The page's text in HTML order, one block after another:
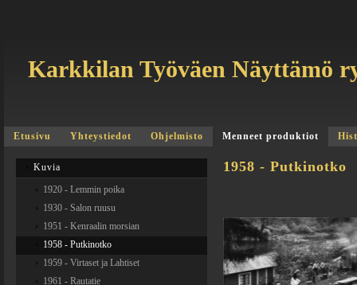
Karkkilan Työväen Näyttämö
Etusivu Yhteystiedot Ohjelmisto Menneet produktiot
1958 - Putkinotko
Kuvia
1920 - Lemmin poika
1930 - Salon ruusu
1951 - Kenraalin morsian
1958 - Putkinotko
1959 - Virtaset ja Lahtiset
1961 - Rautatie